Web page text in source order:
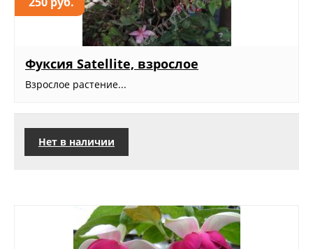
Фуксия Satellite, взрослое
Взрослое растение...
Нет в наличии